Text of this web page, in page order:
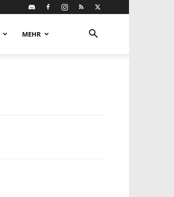
MEHR